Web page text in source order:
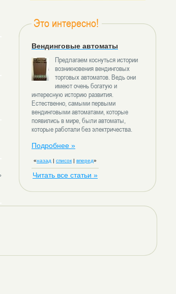
Это интересно!
Вендинговые автоматы
Предлагаем коснуться истории
возникновения вендинговых
торговых автоматов. Ведь они
имеют очень богатую и
интересную историю развития.
Естественно, самыми первыми
вендинговыми автоматами, которые
появились в мире, были автоматы,
которые работали без электричества.
Подробнее »
«назад | список | вперед»
Читать все статьи »